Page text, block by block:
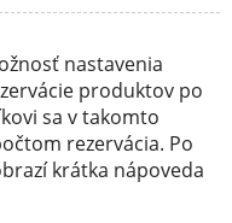
nastavenia
produktov po
sa v takomto
rezervácia. Po
krátka nápoveda